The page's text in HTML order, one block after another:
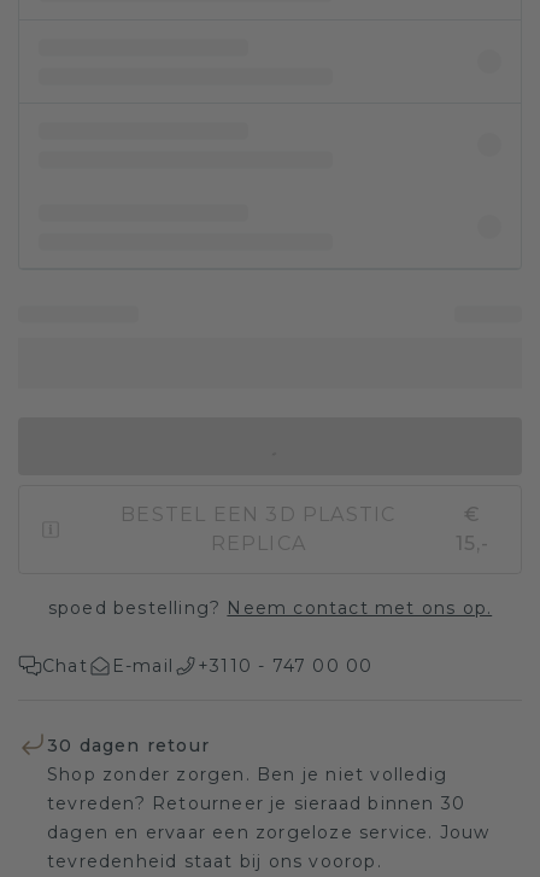
BESTEL EEN 3D PLASTIC
REPLICA
€
15,-
spoed bestelling? Neem contact met ons op.
Chat E-mail +3110 - 747 00 00
30 dagen retour
Shop zonder zorgen. Ben je niet volledig
tevreden? Retourneer je sieraad binnen 30
dagen en ervaar een zorgeloze service. Jouw
tevredenheid staat bij ons voorop.